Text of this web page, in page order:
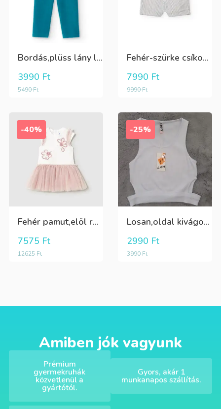
Bordás,plüss lány leggings zöldeskék
5490Ft
3990 Ft
Fehér-szürke csíkos,elegáns,fiú vászon rövidnadrág
9990Ft
7990 Ft
-40%
Fehér pamut,elöl rátűzött virággal,vállon és a szoknya része pöttyös tüll,egybe ruha
12625Ft
7575 Ft
-25%
Losan,oldal kivágott,alul passzés rövid lány trikó,póló
3990Ft
2990 Ft
Amiben jók vagyunk
Prémium
gyermekruhák
közvetlenül a
gyártótól.
Gyors, akár 1
munkanapos szállítás.